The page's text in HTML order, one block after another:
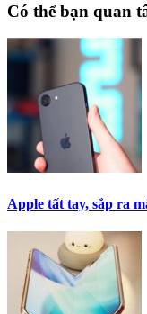
Có thể bạn quan
Apple tất tay, sắp ra